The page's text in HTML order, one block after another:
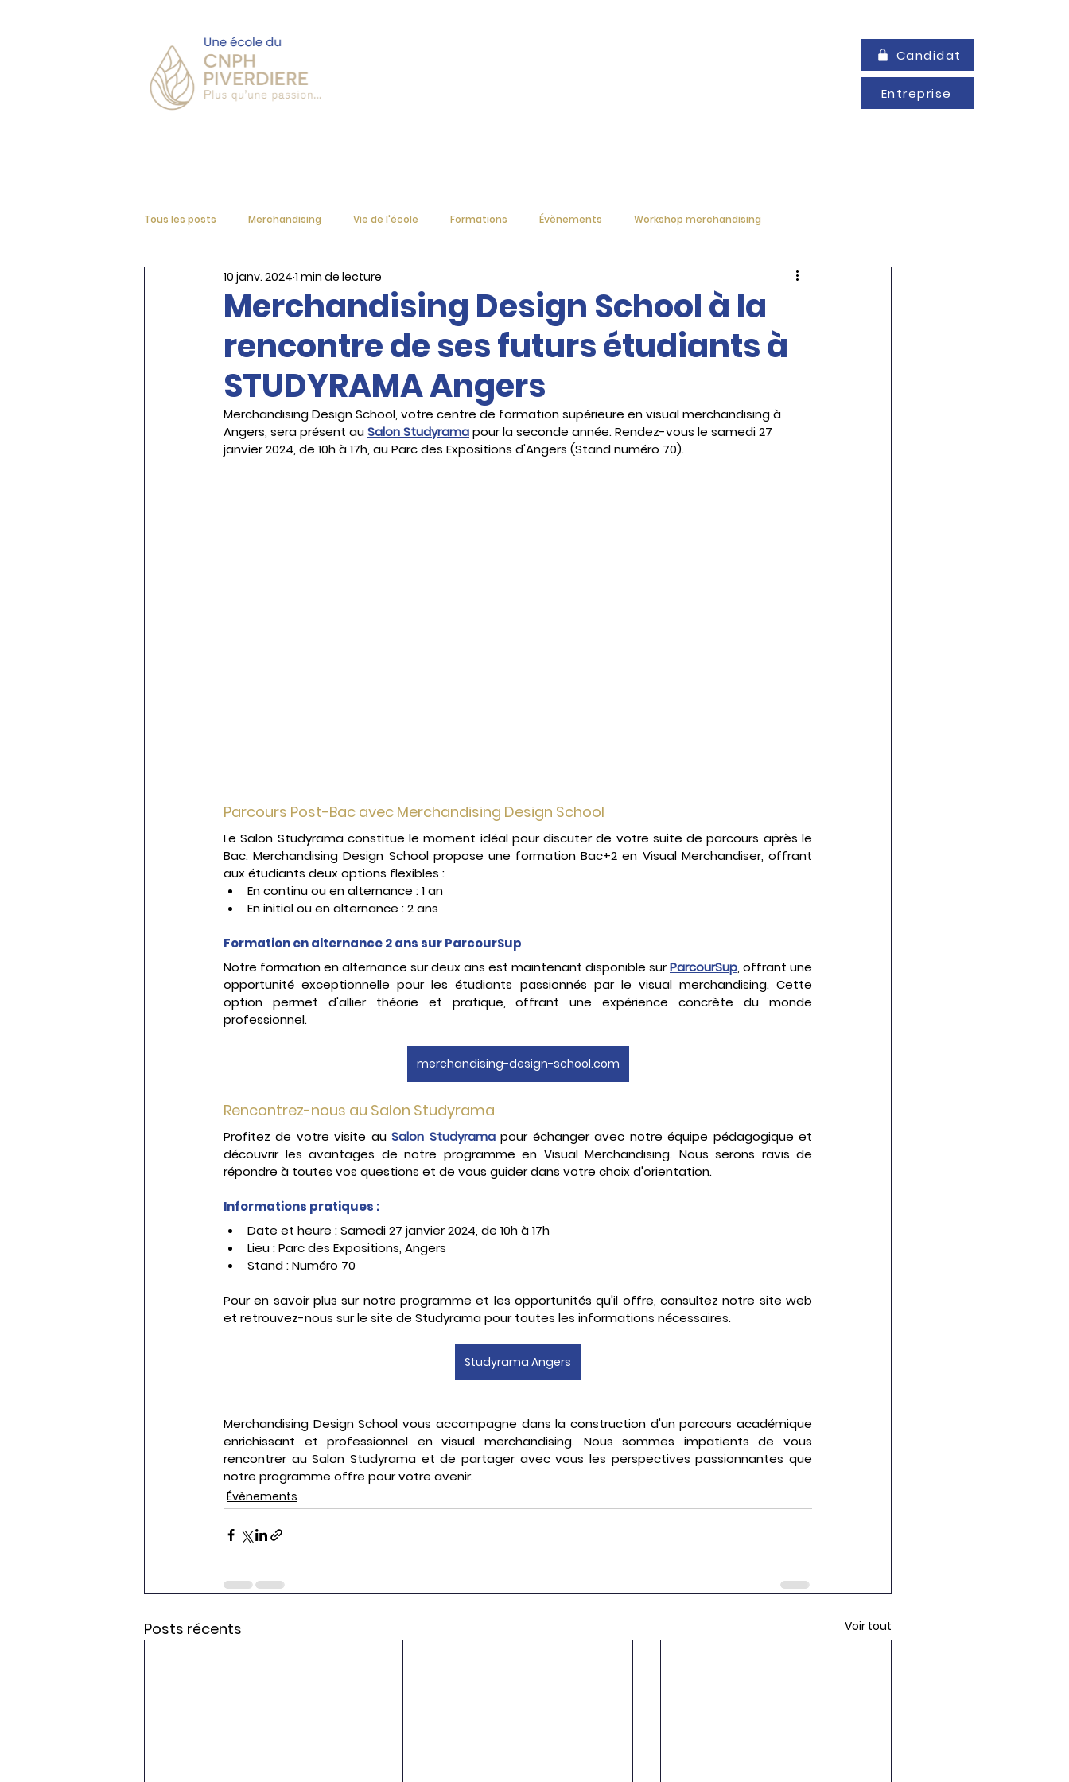
Candidat
Entreprise
Tous les posts Merchandising Vie de l'école Formations Évènements Workshop merchandising
Merchandising Design School à la
rencontre de ses futurs étudiants à
STUDYRAMA Angers
10 janv. 2024 1 min de lecture
Merchandising Design School, votre centre de formation supérieure en visual merchandising à
Angers, sera présent au Salon Studyrama pour la seconde année. Rendez-vous le samedi 27
janvier 2024, de 10h à 17h, au Parc des Expositions d'Angers (Stand numéro 70).
Parcours Post-Bac avec Merchandising Design School
Le Salon Studyrama constitue le moment idéal pour discuter de votre suite de parcours après le
Bac. Merchandising Design School propose une formation Bac+2 en Visual Merchandiser, offrant
aux étudiants deux options flexibles :
En continu ou en alternance : 1 an
En initial ou en alternance : 2 ans
Formation en alternance 2 ans sur ParcourSup
Notre formation en alternance sur deux ans est maintenant disponible sur ParcourSup, offrant une
opportunité exceptionnelle pour les étudiants passionnés par le visual merchandising. Cette
option permet d'allier théorie et pratique, offrant une expérience concrète du monde
professionnel.
merchandising-design-school.com
Rencontrez-nous au Salon Studyrama
Profitez de votre visite au Salon Studyrama pour échanger avec notre équipe pédagogique et
découvrir les avantages de notre programme en Visual Merchandising. Nous serons ravis de
répondre à toutes vos questions et de vous guider dans votre choix d'orientation.
Informations pratiques :
Date et heure : Samedi 27 janvier 2024, de 10h à 17h
Lieu : Parc des Expositions, Angers
Stand : Numéro 70
Pour en savoir plus sur notre programme et les opportunités qu'il offre, consultez notre site web
et retrouvez-nous sur le site de Studyrama pour toutes les informations nécessaires.
Studyrama Angers
Merchandising Design School vous accompagne dans la construction d'un parcours académique
enrichissant et professionnel en visual merchandising. Nous sommes impatients de vous
rencontrer au Salon Studyrama et de partager avec vous les perspectives passionnantes que
notre programme offre pour votre avenir.
Évènements
Posts récents Voir tout